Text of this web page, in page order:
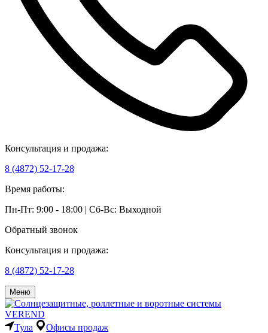
Консультация и продажа:
8 (4872) 52-17-28
Время работы:
Пн-Пт: 9:00 - 18:00 | Сб-Вс: Выходной
Обратный звонок
Консультация и продажа:
8 (4872) 52-17-28
Меню
Тула Офисы продаж